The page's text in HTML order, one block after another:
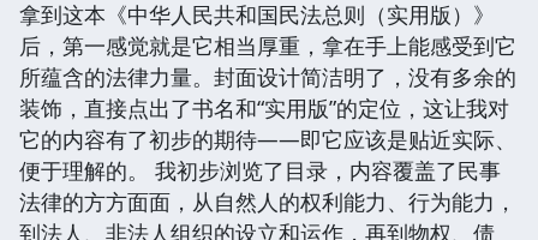
拿到这本《中华人民共和国民法总则（实用版）》
后，第一感觉就是它相当厚重，拿在手上能感受到它
所蕴含的法律力量。封面设计简洁明了，没有多余的
装饰，直接点出了书名和“实用版”的定位，这让我对
它的内容有了初步的期待——即它应该是贴近实际、
便于理解的。 我初步浏览了目录，内容覆盖了民事
法律的方方面面，从自然人的权利能力、行为能力，
到法人、非法人组织的设立和运作，再到物权、债